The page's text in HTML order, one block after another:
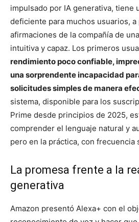
impulsado por IA generativa, tiene
deficiente para muchos usuarios, a
afirmaciones de la compañía de
intuitiva y capaz. Los primeros
rendimiento poco confiable,
una sorprendente incapacidad
solicitudes simples de manera
sistema, disponible para los
Prime desde principios de 2025,
comprender el lenguaje natural y
pero en la práctica, con frecuencia
La promesa frente a la
generativa
Amazon presentó Alexa+ con el